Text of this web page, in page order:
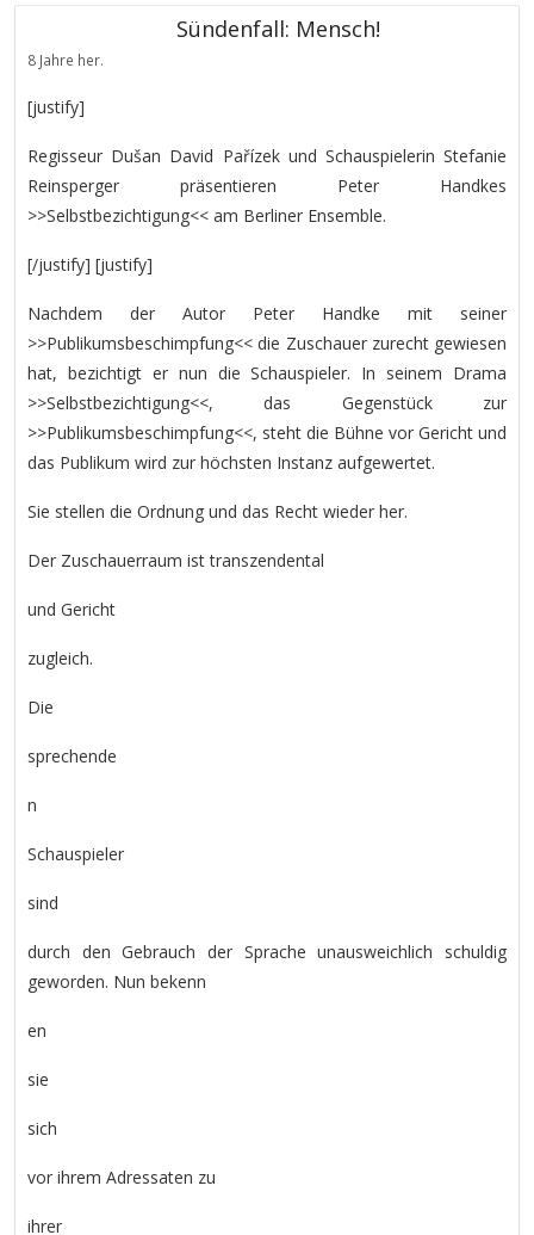
Sündenfall: Mensch!
8 Jahre her.
[justify]
Regisseur Dušan David Pařízek und Schauspielerin Stefanie
Reinsperger präsentieren Peter Handkes
>>Selbstbezichtigung<< am Berliner Ensemble.
[/justify] [justify]
Nachdem der Autor Peter Handke mit seiner
>>Publikumsbeschimpfung<< die Zuschauer zurecht gewiesen
hat, bezichtigt er nun die Schauspieler. In seinem Drama
>>Selbstbezichtigung<<, das Gegenstück zur
>>Publikumsbeschimpfung<<, steht die Bühne vor Gericht und
das Publikum wird zur höchsten Instanz aufgewertet.
Sie stellen die Ordnung und das Recht wieder her.
Der Zuschauerraum ist transzendental
und Gericht
zugleich.
Die
sprechende
n
Schauspieler
sind
durch den Gebrauch der Sprache unausweichlich schuldig
geworden. Nun bekenn
en
sie
sich
vor ihrem Adressaten zu
ihrer